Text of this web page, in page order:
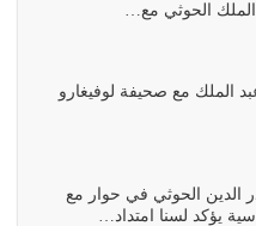
عن كتاب الله والتعدي
ذكر الله وعن هدى الله
الملك الحوثي مع…
الملك مع صحيفة لوفيغارو
الدين الحوثي في حوار مع
يؤكد لسنا امتداد…